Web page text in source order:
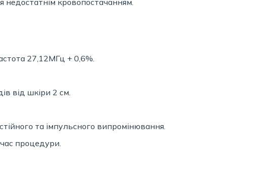
недостатнім кровопостачанням.
27,12МГц + 0,6%.
від шкіри 2 см.
та імпульсного випромінювання.
процедури.